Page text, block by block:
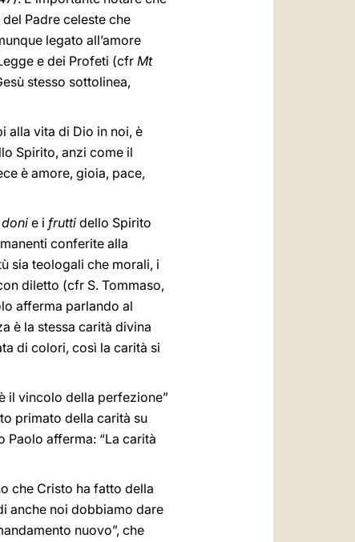
Padre celeste che
legato all’amore
e dei Profeti (cfrMt
stesso sottolinea,
alla vita di Dio in noi, è
Spirito, anzi come il
è amore, gioia, pace,
doni e i frutti dello Spirito
conferite alla
sia teologali che morali, i
diletto (cfr S. Tommaso,
afferma parlando al
è la stessa carità divina
di colori, così la carità si
il vincolo della perfezione”
primato della carità su
Paolo afferma: “La carità
che Cristo ha fatto della
anche noi dobbiamo dare
nuovo”, che